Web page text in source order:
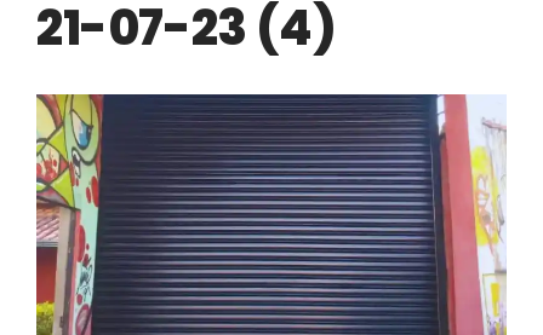
Portão de Garagem de
Enrolar em Teresópolis – RJ
Portão de Garagem de
Enrolar em São Pedro da
Aldeia – RJ
Portão de Garagem de
Enrolar em São João de
Meriti – RJ
21-07-23 (4)